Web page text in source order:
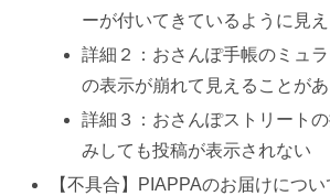
ーが付いてきているように見
詳細２：おさんぽ手帳のミュ
の表示が崩れて見えることがあ
詳細３：おさんぽストリート
みしても投稿が表示されない
【不具合】PIAPPAのお届けにつ